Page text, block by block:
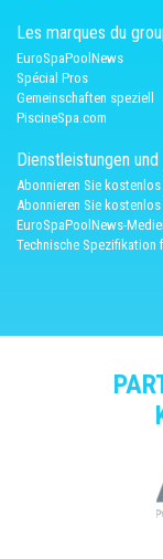
Les marques du
EuroSpaPoolNews
Spécial Pros
Gemeinschaften speziell
PiscineSpa.com
Dienstleistungen
Abonnieren Sie
Abonnieren Sie
EuroSpaPoolNews-
Technische Spezifikation